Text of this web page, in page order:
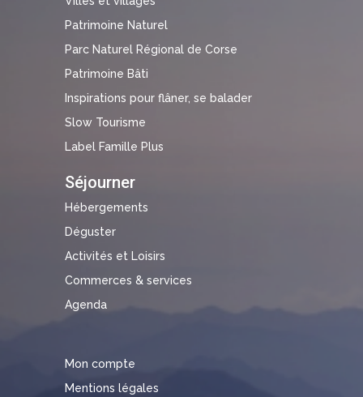
Patrimoine Naturel
Parc Naturel Régional de Corse
Patrimoine Bâti
Inspirations pour flâner, se balader
Slow Tourisme
Label Famille Plus
Séjourner
Hébergements
Déguster
Activités et Loisirs
Commerces & services
Agenda
Mon compte
Mentions légales